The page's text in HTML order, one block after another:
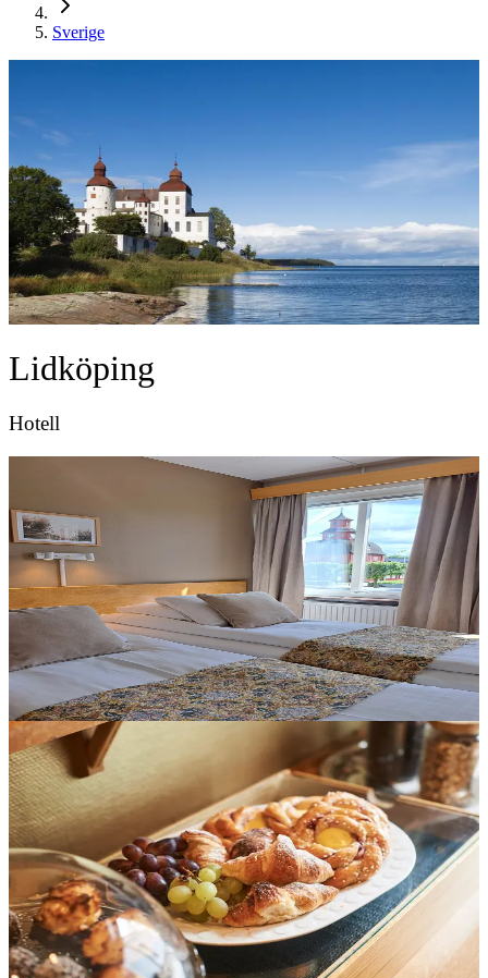
Sverige
Lidköping
Hotell